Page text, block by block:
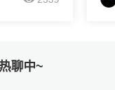
被保险人
且
聊中~